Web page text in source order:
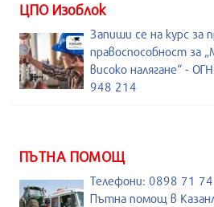
ЦПО Изоблок
Запиши се на курс за
правоспособност за
високо налягане“ -
948 214
ПЪТНА ПОМОЩ
Телефони: 0898 71
Пътна помощ в